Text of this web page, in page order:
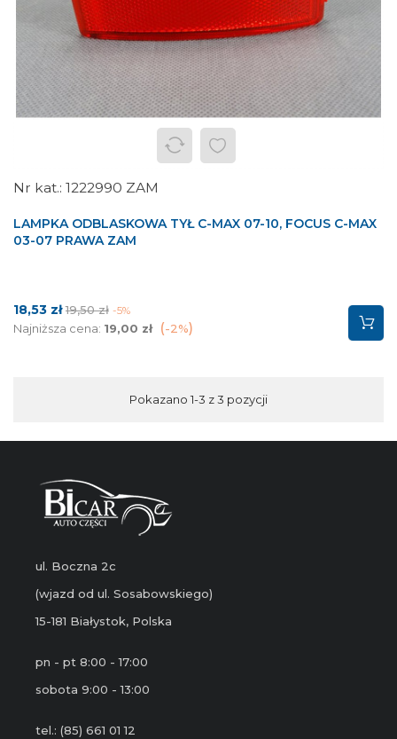
1222990 ZAM
LAMPKA ODBLASKOWA TYŁ C-MAX 07-10, FOCUS C-MAX
03-07 PRAWA ZAM
Cena
18,53 złCena
podstawowa
19,50 zł -5%
Najniższa cena: 19,00 zł -2%
Pokazano 1-3 z 3 pozycji
ul. Boczna 2c
(wjazd od ul. Sosabowskiego)
15-181 Białystok, Polska
pn - pt 8:00 - 17:00
sobota 9:00 - 13:00
tel.: (85) 661 01 12